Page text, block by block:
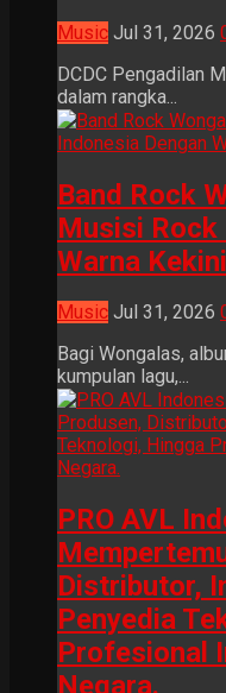
Music Jul 31, 2026
DCDC Pengadilan
dalam rangka...
Band Rock
Musisi Rock
Warna
Music Jul 31, 2026
Bagi Wongalas,
kumpulan lagu,...
PRO AVL
Distributor,
Penyedia
Profesional
Negara.